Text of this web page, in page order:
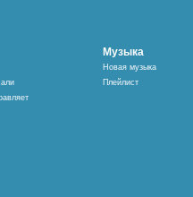
Музыка
Новая музыка
Плейлист